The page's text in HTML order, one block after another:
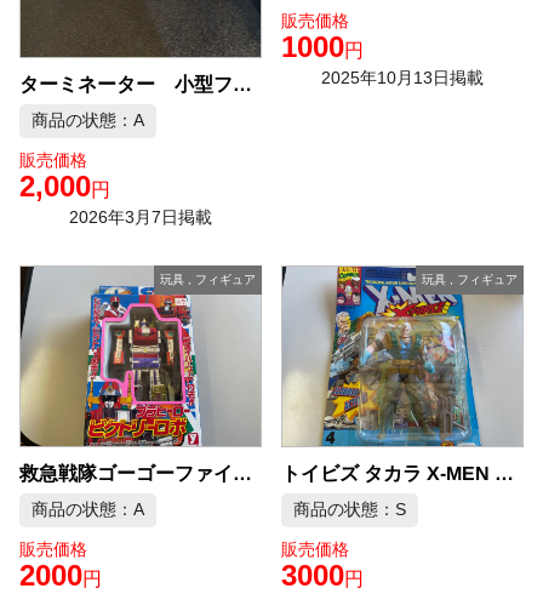
ターミネーター 小型フィギュア 4セット 中古品販売
商品の状態：A
販売価格
2,000円
2026年3月7日掲載
販売価格
1000円
2025年10月13日掲載
玩具, フィギュア
救急戦隊ゴーゴーファイブ プラヒーロービクトリーロボ
商品の状態：A
販売価格
2000円
玩具 フィギュア
トイビズ タカラ X-MEN Xパワー ケーブル アクションフィギュア
商品の状態：S
販売価格
3000円